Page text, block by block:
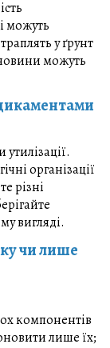
можуть
у ґрунт
можуть
організації
різні
вигляді.
чи лише
компонентів
лише їх;